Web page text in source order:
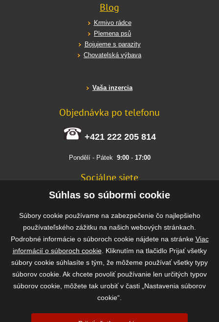
Blog
Krmivo rádce
Plemena psů
Bojujeme s parazity
Chovatelská výbava
Vaša inzercia
Objednávka po telefonu
+421 222 205 814
Pondělí - Pátek 9:00- 17:00
Sociálne siete
FACEBOOK
Rýchla a bezpečná platba
Súhlas so súbormi cookie
Súbory cookie používame na zabezpečenie čo najlepšieho
používateľského zážitku na našich webových stránkach.
Podrobné informácie o súboroch cookie nájdete na stránke Viac
informácií o súboroch cookie. Kliknutím na tlačidlo Prijať všetky
súbory cookie súhlasíte s tým, že môžeme používať všetky typy
súborov cookie. Ak chcete povoliť používanie len určitých typov
súborov cookie, môžete tak urobiť v časti „Nastavenia súborov
cookie“.